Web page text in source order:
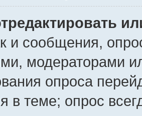
и сообщения,
модераторами
опроса
в теме; опрос